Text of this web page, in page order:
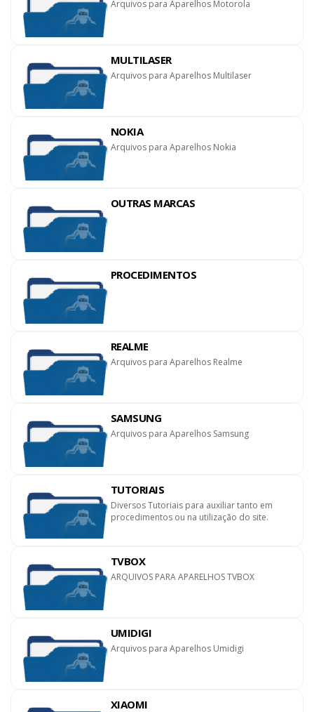
Arquivos para Aparelhos Motorola
MULTILASER
Arquivos para Aparelhos Multilaser
NOKIA
Arquivos para Aparelhos Nokia
OUTRAS MARCAS
PROCEDIMENTOS
REALME
Arquivos para Aparelhos Realme
SAMSUNG
Arquivos para Aparelhos Samsung
TUTORIAIS
Diversos Tutoriais para auxiliar tanto em
procedimentos ou na utilização do site.
TVBOX
ARQUIVOS PARA APARELHOS TVBOX
UMIDIGI
Arquivos para Aparelhos Umidigi
XIAOMI